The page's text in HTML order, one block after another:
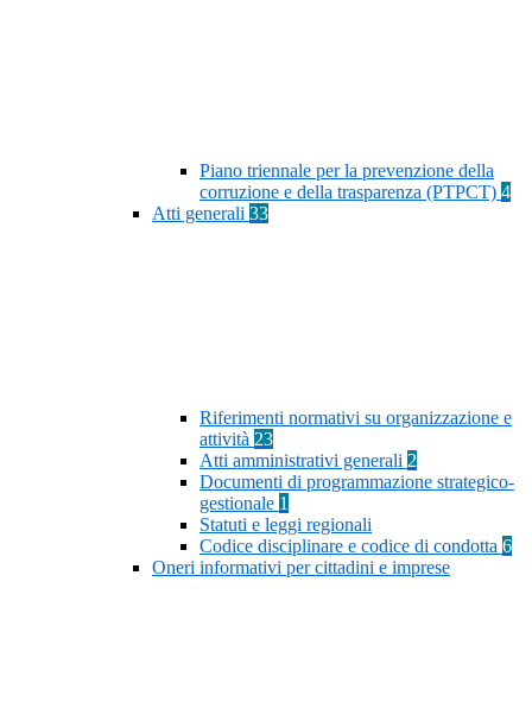
Piano triennale per la prevenzione della
corruzione e della trasparenza (PTPCT) 4
Atti generali 33
Riferimenti normativi su organizzazione e
attività 23
Atti amministrativi generali 2
Documenti di programmazione strategico-
gestionale 1
Statuti e leggi regionali
Codice disciplinare e codice di condotta 6
Oneri informativi per cittadini e imprese